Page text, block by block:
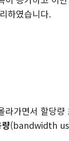
하였습니다.
가면서 할당
(bandwidth